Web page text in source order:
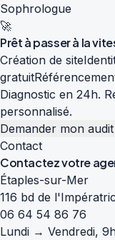
Sophrologue
🚀
Prêt à passer à la
Création de site
gratuit
Diagnostic en 24h.
personnalisé.
Demander mon
Contact
Contactez votre
Étaples-sur-Mer
116 bd de
06 64 54 86 76
Lundi → Vendredi,